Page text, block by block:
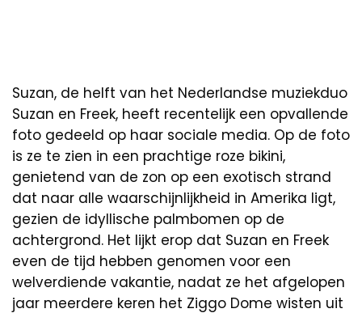
Suzan, de helft van het Nederlandse muziekduo
Suzan en Freek, heeft recentelijk een opvallende
foto gedeeld op haar sociale media. Op de foto
is ze te zien in een prachtige roze bikini,
genietend van de zon op een exotisch strand
dat naar alle waarschijnlijkheid in Amerika ligt,
gezien de idyllische palmbomen op de
achtergrond. Het lijkt erop dat Suzan en Freek
even de tijd hebben genomen voor een
welverdiende vakantie, nadat ze het afgelopen
jaar meerdere keren het Ziggo Dome wisten uit